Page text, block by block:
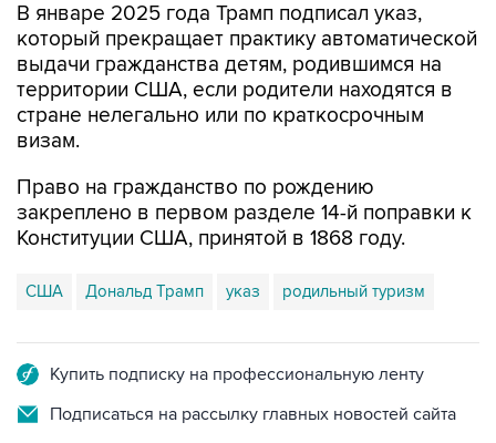
В январе 2025 года Трамп подписал указ,
который прекращает практику автоматической
выдачи гражданства детям, родившимся на
территории США, если родители находятся в
стране нелегально или по краткосрочным
визам.
Право на гражданство по рождению
закреплено в первом разделе 14-й поправки к
Конституции США, принятой в 1868 году.
США Дональд Трамп указ родильный туризм
Купить подписку на профессиональную ленту
Подписаться на рассылку главных новостей сайта